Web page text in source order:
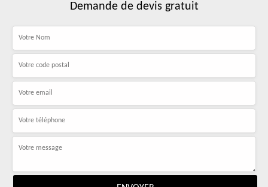
Demande de devis gratuit